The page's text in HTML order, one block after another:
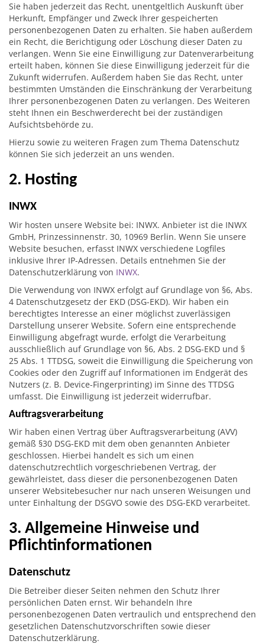
Sie haben jederzeit das Recht, unentgeltlich Auskunft über
Herkunft, Empfänger und Zweck Ihrer gespeicherten
personenbezogenen Daten zu erhalten. Sie haben außerdem
ein Recht, die Berichtigung oder Löschung dieser Daten zu
verlangen. Wenn Sie eine Einwilligung zur Datenverarbeitung
erteilt haben, können Sie diese Einwilligung jederzeit für die
Zukunft widerrufen. Außerdem haben Sie das Recht, unter
bestimmten Umständen die Einschränkung der Verarbeitung
Ihrer personenbezogenen Daten zu verlangen. Des Weiteren
steht Ihnen ein Beschwerderecht bei der zuständigen
Aufsichtsbehörde zu.
Hierzu sowie zu weiteren Fragen zum Thema Datenschutz
können Sie sich jederzeit an uns wenden.
2. Hosting
INWX
Wir hosten unsere Website bei: INWX. Anbieter ist die INWX
GmbH, Prinzessinnenstr. 30, 10969 Berlin. Wenn Sie unsere
Website besuchen, erfasst INWX verschiedene Logfiles
inklusive Ihrer IP-Adressen. Details entnehmen Sie der
Datenschutzerklärung von INWX.
Die Verwendung von INWX erfolgt auf Grundlage von §6, Abs.
4 Datenschutzgesetz der EKD (DSG-EKD). Wir haben ein
berechtigtes Interesse an einer möglichst zuverlässigen
Darstellung unserer Website. Sofern eine entsprechende
Einwilligung abgefragt wurde, erfolgt die Verarbeitung
ausschließlich auf Grundlage von §6, Abs. 2 DSG-EKD und §
25 Abs. 1 TTDSG, soweit die Einwilligung die Speicherung von
Cookies oder den Zugriff auf Informationen im Endgerät des
Nutzers (z. B. Device-Fingerprinting) im Sinne des TTDSG
umfasst. Die Einwilligung ist jederzeit widerrufbar.
Auftragsverarbeitung
Wir haben einen Vertrag über Auftragsverarbeitung (AVV)
gemäß §30 DSG-EKD mit dem oben genannten Anbieter
geschlossen. Hierbei handelt es sich um einen
datenschutzrechtlich vorgeschriebenen Vertrag, der
gewährleistet, dass dieser die personenbezogenen Daten
unserer Websitebesucher nur nach unseren Weisungen und
unter Einhaltung der DSGVO sowie des DSG-EKD verarbeitet.
3. Allgemeine Hinweise und
Pflichtinformationen
Datenschutz
Die Betreiber dieser Seiten nehmen den Schutz Ihrer
persönlichen Daten ernst. Wir behandeln Ihre
personenbezogenen Daten vertraulich und entsprechend den
gesetzlichen Datenschutzvorschriften sowie dieser
Datenschutzerklärung.